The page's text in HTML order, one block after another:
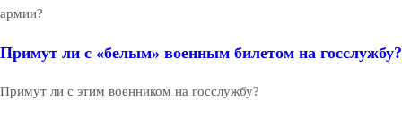
армии?
Примут ли с «белым» военным билетом на госслужбу?
Примут ли с этим военником на госслужбу?